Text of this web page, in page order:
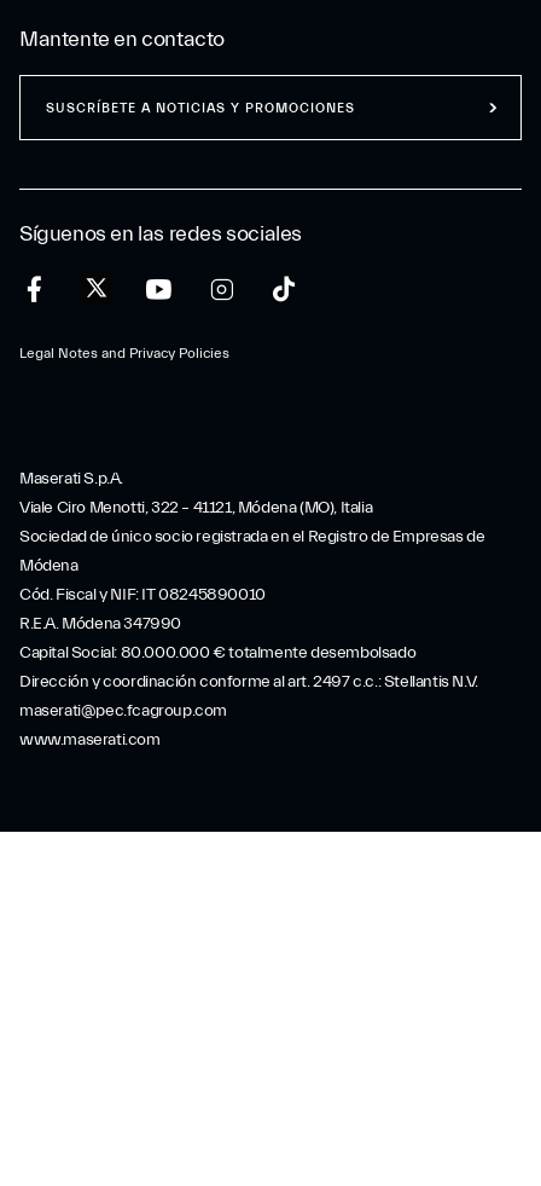
Síguenos en las redes sociales
Legal Notes and Privacy Policies
Mantente en contacto
SUSCRÍBETE A NOTICIAS Y PROMOCIONES
Maserati S.p.A.
Viale Ciro Menotti, 322 – 41121, Módena (MO), Italia
Sociedad de único socio registrada en el Registro de Empresas de
Módena
Cód. Fiscal y NIF: IT 08245890010
R.E.A. Módena 347990
Capital Social: 80.000.000 € totalmente desembolsado
Dirección y coordinación conforme al art. 2497 c.c.: Stellantis N.V.
maserati@pec.fcagroup.com
www.maserati.com